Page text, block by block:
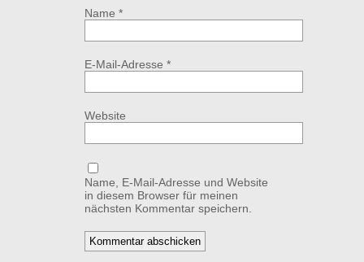
Name *
E-Mail-Adresse *
Website
Name, E-Mail-Adresse und Website
in diesem Browser für meinen
nächsten Kommentar speichern.